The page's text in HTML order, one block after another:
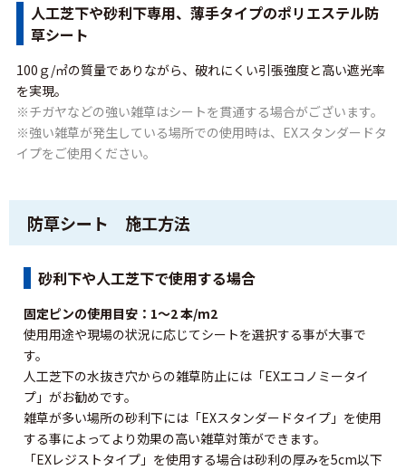
人工芝下や砂利下専用、薄手タイプのポリエステル防
草シート
100ｇ/㎡の質量でありながら、破れにくい引張強度と高い遮光率
を実現。
※チガヤなどの強い雑草はシートを貫通する場合がございます。
※強い雑草が発生している場所での使用時は、EXスタンダードタ
イプをご使用ください。
防草シート 施工方法
砂利下や人工芝下で使用する場合
固定ピンの使用目安：1〜2 本/m2
使用用途や現場の状況に応じてシートを選択する事が大事で
す。
人工芝下の水抜き穴からの雑草防止には「EXエコノミータイ
プ」がお勧めです。
雑草が多い場所の砂利下には「EXスタンダードタイプ」を使用
する事によってより効果の高い雑草対策ができます。
「EXレジストタイプ」を使用する場合は砂利の厚みを5cm以下